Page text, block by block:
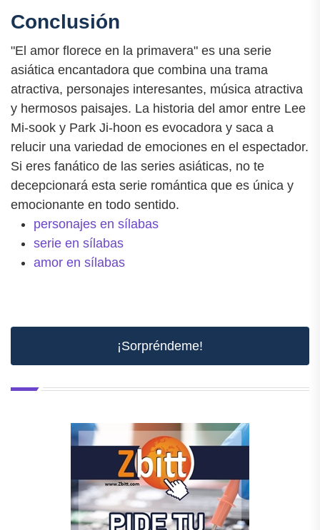
Conclusión
"El amor florece en la primavera" es una serie
asiática encantadora que combina una trama
atractiva, personajes interesantes, música atractiva
y hermosos paisajes. La historia del amor entre Lee
Mi-sook y Park Ji-hoon es evocadora y saca a
relucir una variedad de emociones en el espectador.
Si eres fanático de las series asiáticas, no te
decepcionará esta serie romántica que es única y
emocionante en todo sentido.
personajes en sílabas
serie en sílabas
amor en sílabas
¡Sorpréndeme!